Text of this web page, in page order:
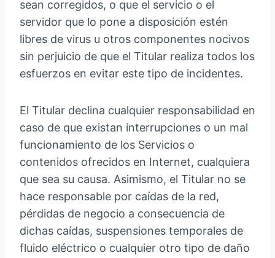
sean corregidos, o que el servicio o el
servidor que lo pone a disposición estén
libres de virus u otros componentes nocivos
sin perjuicio de que el Titular realiza todos los
esfuerzos en evitar este tipo de incidentes.
El Titular declina cualquier responsabilidad en
caso de que existan interrupciones o un mal
funcionamiento de los Servicios o
contenidos ofrecidos en Internet, cualquiera
que sea su causa. Asimismo, el Titular no se
hace responsable por caídas de la red,
pérdidas de negocio a consecuencia de
dichas caídas, suspensiones temporales de
fluido eléctrico o cualquier otro tipo de daño